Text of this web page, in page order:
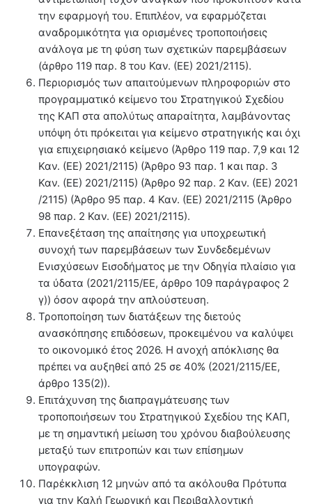
την εφαρμογή του. Επιπλέον, να εφαρμόζεται
αναδρομικότητα για ορισμένες τροποποιήσεις
ανάλογα με τη φύση των σχετικών παρεμβάσεων
(άρθρο 119 παρ. 8 του Καν. (ΕΕ) 2021/2115).
Περιορισμός των απαιτούμενων πληροφοριών στο
προγραμματικό κείμενο του Στρατηγικού Σχεδίου
της ΚΑΠ στα απολύτως απαραίτητα, λαμβάνοντας
υπόψη ότι πρόκειται για κείμενο στρατηγικής και όχι
για επιχειρησιακό κείμενο (Άρθρο 119 παρ. 7,9 και 12
Καν. (ΕΕ) 2021/2115) (Άρθρο 93 παρ. 1 και παρ. 3
Καν. (ΕΕ) 2021/2115) (Άρθρο 92 παρ. 2 Καν. (ΕΕ) 2021
/2115) (Άρθρο 95 παρ. 4 Καν. (ΕΕ) 2021/2115 (Άρθρο
98 παρ. 2 Καν. (ΕΕ) 2021/2115).
Επανεξέταση της απαίτησης για υποχρεωτική
συνοχή των παρεμβάσεων των Συνδεδεμένων
Ενισχύσεων Εισοδήματος με την Οδηγία πλαίσιο για
τα ύδατα (2021/2115/ΕΕ, άρθρο 109 παράγραφος 2
γ)) όσον αφορά την απλούστευση.
Τροποποίηση των διατάξεων της διετούς
ανασκόπησης επιδόσεων, προκειμένου να καλύψει
το οικονομικό έτος 2026. Η ανοχή απόκλισης θα
πρέπει να αυξηθεί από 25 σε 40% (2021/2115/ΕΕ,
άρθρο 135(2)).
Επιτάχυνση της διαπραγμάτευσης των
τροποποιήσεων του Στρατηγικού Σχεδίου της ΚΑΠ,
με τη σημαντική μείωση του χρόνου διαβούλευσης
μεταξύ των επιτροπών και των επίσημων
υπογραφών.
Παρέκκλιση 12 μηνών από τα ακόλουθα Πρότυπα
για την Καλή Γεωργική και Περιβαλλοντική